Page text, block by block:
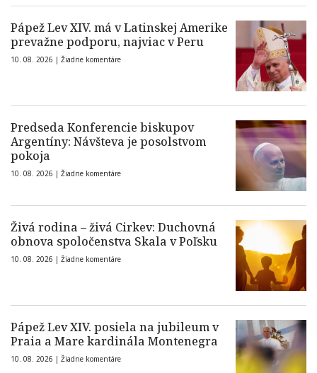
Pápež Lev XIV. má v Latinskej Amerike
prevažne podporu, najviac v Peru
10. 08. 2026 | Žiadne komentáre
Predseda Konferencie biskupov
Argentíny: Návšteva je posolstvom
pokoja
10. 08. 2026 | Žiadne komentáre
Živá rodina – živá Cirkev: Duchovná
obnova spoločenstva Skala v Poľsku
10. 08. 2026 | Žiadne komentáre
Pápež Lev XIV. posiela na jubileum v
Praia a Mare kardinála Montenegra
10. 08. 2026 | Žiadne komentáre